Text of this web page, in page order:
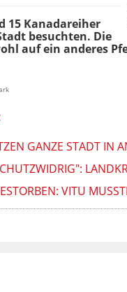
15 Kanadareiher
besuchten. Die
auf ein anderes
GANZE STADT IN
VITU